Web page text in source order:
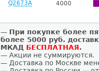
Q2673A 4000
— При покупке более
более 5000 руб.
МКАД БЕСПЛАТНАЯ.
— Акции не суммируются.
— Доставка по Москве